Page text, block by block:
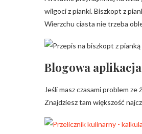
wilgoci z pianki. Biszkopt z
Wierzchu ciasta nie trzeba
Blogowa
Jeśli masz czasami problem
Znajdziesz tam większość